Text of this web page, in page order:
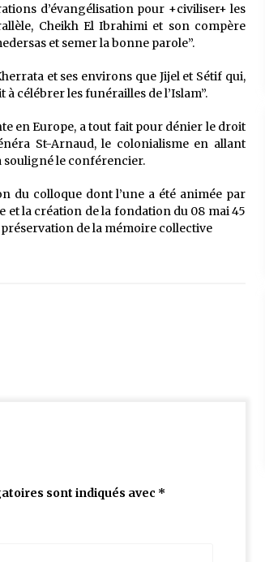
d’évangélisation pour +civiliser+ les
Cheikh El Ibrahimi et son compère
et semer la bonne parole”.
et ses environs que Jijel et Sétif qui,
célébrer les funérailles de l’Islam”.
en Europe, a tout fait pour dénier le droit
St-Arnaud, le colonialisme en allant
souligné le conférencier.
du colloque dont l’une a été animée par
et la création de la fondation du 08 mai 45
préservation de la mémoire collective
sont indiqués avec *